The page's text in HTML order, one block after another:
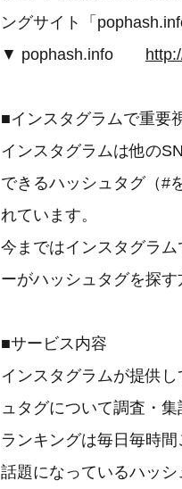
ングサイト「
▼ pophash.info
■インスタグラムで重要
インスタグラムは他の
できるハッシュタグ（#
れています。
今まではインスタグラ
ーがハッシュタグを探す
■サービス内容
インスタグラムが提供
ュタグについて調査・集
ランキングは毎日毎時
話題になっているハッシ